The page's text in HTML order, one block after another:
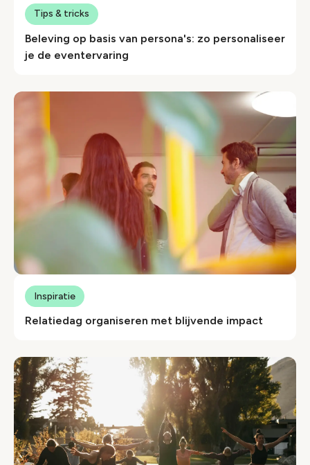
Beleving op basis van persona's: zo personaliseer
je de eventervaring
Tips & tricks
Relatiedag organiseren met blijvende impact
Inspiratie